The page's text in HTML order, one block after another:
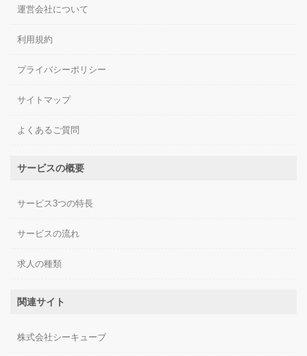
運営会社について
利用規約
プライバシーポリシー
サイトマップ
よくあるご質問
サービスの概要
サービス3つの特長
サービスの流れ
求人の種類
関連サイト
株式会社シーキューブ